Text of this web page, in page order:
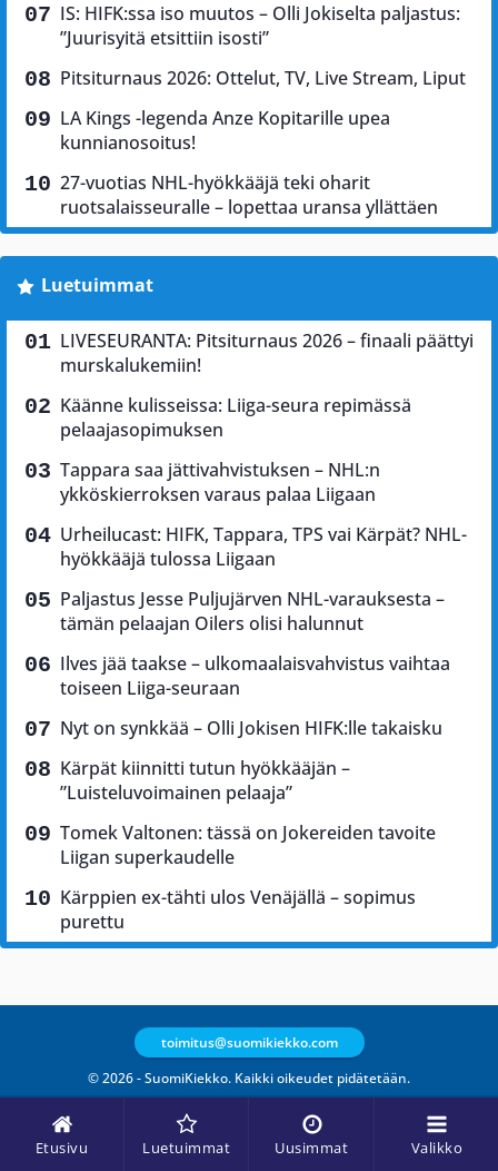
Etusivu Luetuimmat Uusimmat Valikko
IS: HIFK:ssa iso muutos – Olli Jokiselta paljastus:
”Juurisyitä etsittiin isosti”
Pitsiturnaus 2026: Ottelut, TV, Live Stream, Liput
LA Kings -legenda Anze Kopitarille upea
kunnianosoitus!
27-vuotias NHL-hyökkääjä teki oharit
ruotsalaisseuralle – lopettaa uransa yllättäen
Luetuimmat
LIVESEURANTA: Pitsiturnaus 2026 – finaali päättyi
murskalukemiin!
Käänne kulisseissa: Liiga-seura repimässä
pelaajasopimuksen
Tappara saa jättivahvistuksen – NHL:n
ykköskierroksen varaus palaa Liigaan
Urheilucast: HIFK, Tappara, TPS vai Kärpät? NHL-
hyökkääjä tulossa Liigaan
Paljastus Jesse Puljujärven NHL-varauksesta –
tämän pelaajan Oilers olisi halunnut
Ilves jää taakse – ulkomaalaisvahvistus vaihtaa
toiseen Liiga-seuraan
Nyt on synkkää – Olli Jokisen HIFK:lle takaisku
Kärpät kiinnitti tutun hyökkääjän –
”Luisteluvoimainen pelaaja”
Tomek Valtonen: tässä on Jokereiden tavoite
Liigan superkaudelle
Kärppien ex-tähti ulos Venäjällä – sopimus
purettu
© 2026 - SuomiKiekko. Kaikki oikeudet pidätetään.
toimitus@suomikiekko.com